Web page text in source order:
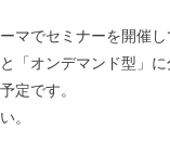
マでセミナーを開催
「オンデマンド型」
定です。
。